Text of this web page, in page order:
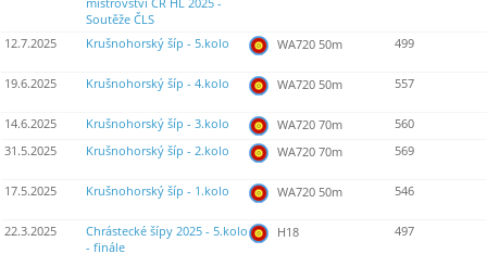
mistrovství ČR HL 2025 -
Soutěže ČLS
12.7.2025 Krušnohorský šíp - 5.kolo WA720 50m 499
19.6.2025 Krušnohorský šíp - 4.kolo WA720 50m 557
14.6.2025 Krušnohorský šíp - 3.kolo WA720 70m
560
31.5.2025
Krušnohorský šíp - 2.kolo WA720 70m 569
17.5.2025 Krušnohorský šíp - 1.kolo WA720 50m 546
22.3.2025
Chrástecké šípy 2025 - 5.kolo
- finále
H18 497